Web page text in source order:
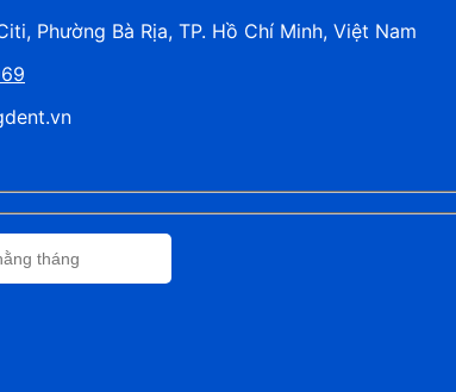
Phường Bà Rịa, TP. Hồ Chí Minh, Việt Nam